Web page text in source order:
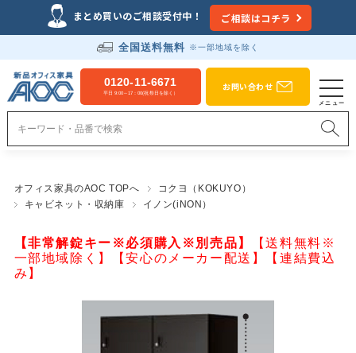
まとめ買いのご相談受付中！ ご相談はコチラ
全国送料無料 ※一部地域を除く
0120-11-6671
平日 9:00～17：00(祝祭日を除く）
お問い合わせ
オフィス家具のAOC TOPへ
コクヨ（KOKUYO）
キャビネット・収納庫
イノン(iNON）
【非常解錠キー※必須購入※別売品】
【送料無料※
一部地域除く】【安心のメーカー配送】【連結費込
み】